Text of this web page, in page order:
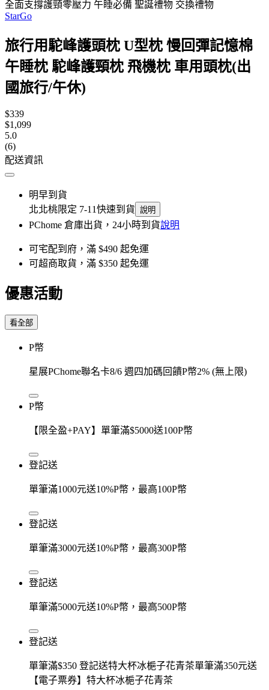
全面支撐護頸零壓力 午睡必備 聖誕禮物 交換禮物
StarGo
旅行用駝峰護頭枕 U型枕 慢回彈記憶棉
午睡枕 駝峰護頸枕 飛機枕 車用頭枕(出
國旅行/午休)
$339
$1,099
5.0
(6)
配送資訊
明早到貨
北北桃限定 7-11快速到貨 說明
PChome 倉庫出貨，24小時到貨說明
可宅配到府，滿 $490 起免運
可超商取貨，滿 $350 起免運
優惠活動
看全部
P幣
星展PChome聯名卡8/6 週四加碼回饋P幣2% (無上限)
P幣
【限全盈+PAY】單筆滿$5000送100P幣
登記送
單筆滿1000元送10%P幣，最高100P幣
登記送
單筆滿3000元送10%P幣，最高300P幣
登記送
單筆滿5000元送10%P幣，最高500P幣
登記送
單筆滿$350 登記送特大杯冰梔子花青茶單筆滿350元送
【電子票券】特大杯冰梔子花青茶